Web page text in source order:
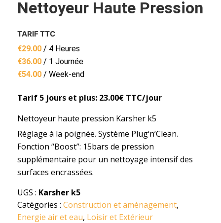
Nettoyeur Haute Pression
TARIF TTC
€29.00 / 4 Heures
€36.00 / 1 Journée
€54.00 / Week-end
Tarif 5 jours et plus: 23.00€ TTC/jour
Nettoyeur haute pression Karsher k5
Réglage à la poignée. Système Plug‘n’Clean.
Fonction “Boost”: 15bars de pression
supplémentaire pour un nettoyage intensif des
surfaces encrassées.
UGS : Karsher k5
Catégories : Construction et aménagement,
Energie air et eau, Loisir et Extérieur